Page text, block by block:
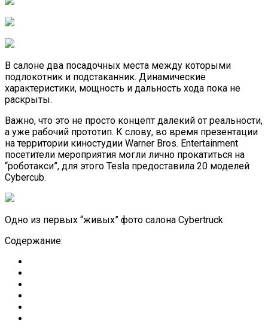
В салоне два посадочных места между которыми
подлокотник и подстаканник. Динамические
характеристики, мощность и дальность хода пока не
раскрыты.
Важно, что это не просто концепт далекий от реальности,
а уже рабочий прототип. К слову, во время презентации
на территории киностудии Warner Bros. Entertainment
посетители мероприятия могли лично прокатиться на
“роботакси”, для этого Tesla предоставила 20 моделей
Cybercub.
Одно из первых “живых” фото салона Cybertruck
Содержание: